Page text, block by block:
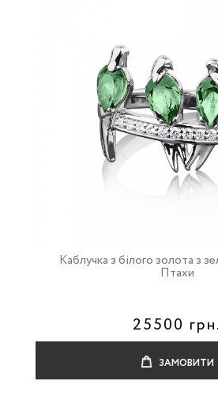
Каблучка з білого золота з
Птахи
25500 грн.
ЗАМОВИТИ